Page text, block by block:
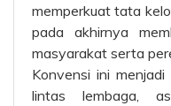
memperkuat tata
pada akhirnya
masyarakat serta
Konvensi ini
lintas lembaga,